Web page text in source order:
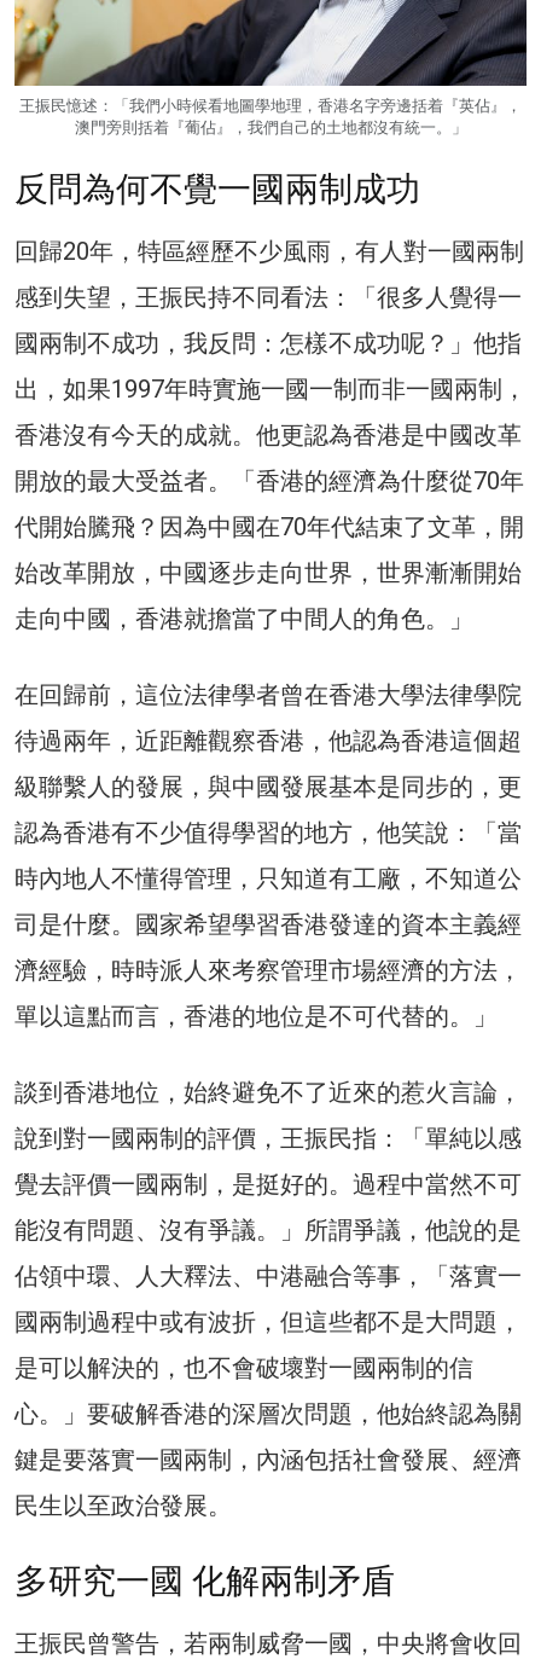
王振民憶述：「我們小時候看地圖學地理，香港名字旁邊括着『英佔』，
澳門旁則括着『葡佔』，我們自己的土地都沒有統一。」
反問為何不覺一國兩制成功
回歸20年，特區經歷不少風雨，有人對一國兩制
感到失望，王振民持不同看法：「很多人覺得一
國兩制不成功，我反問：怎樣不成功呢？」他指
出，如果1997年時實施一國一制而非一國兩制，
香港沒有今天的成就。他更認為香港是中國改革
開放的最大受益者。「香港的經濟為什麼從70年
代開始騰飛？因為中國在70年代結束了文革，開
始改革開放，中國逐步走向世界，世界漸漸開始
走向中國，香港就擔當了中間人的角色。」
在回歸前，這位法律學者曾在香港大學法律學院
待過兩年，近距離觀察香港，他認為香港這個超
級聯繫人的發展，與中國發展基本是同步的，更
認為香港有不少值得學習的地方，他笑說：「當
時內地人不懂得管理，只知道有工廠，不知道公
司是什麼。國家希望學習香港發達的資本主義經
濟經驗，時時派人來考察管理市場經濟的方法，
單以這點而言，香港的地位是不可代替的。」
談到香港地位，始終避免不了近來的惹火言論，
說到對一國兩制的評價，王振民指：「單純以感
覺去評價一國兩制，是挺好的。過程中當然不可
能沒有問題、沒有爭議。」所謂爭議，他說的是
佔領中環、人大釋法、中港融合等事，「落實一
國兩制過程中或有波折，但這些都不是大問題，
是可以解決的，也不會破壞對一國兩制的信
心。」要破解香港的深層次問題，他始終認為關
鍵是要落實一國兩制，內涵包括社會發展、經濟
民生以至政治發展。
多研究一國 化解兩制矛盾
王振民曾警告，若兩制威脅一國，中央將會收回